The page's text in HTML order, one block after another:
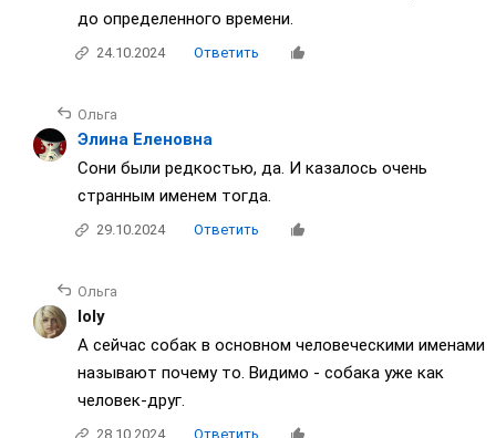
до определенного времени.
24.10.2024 Ответить
Ольга
Элина Еленовна
Сони были редкостью, да. И казалось очень
странным именем тогда.
29.10.2024 Ответить
Ольга
loly
А сейчас собак в основном человеческими именами
называют почему то. Видимо - собака уже как
человек-друг.
28.10.2024 Ответить